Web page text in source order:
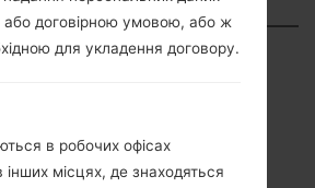
1 to 1 of 1 entries
або договірною умовою, або ж
для укладення договору.
в робочих офісах
інших місцях, де знаходяться